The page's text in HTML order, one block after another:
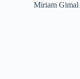
Miriam Gimal